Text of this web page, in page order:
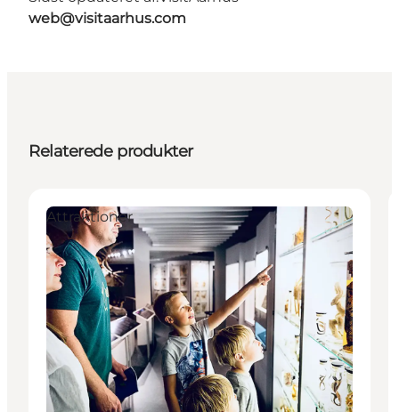
web@visitaarhus.com
Relaterede produkter
Attraktioner